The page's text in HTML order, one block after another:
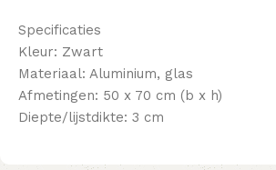
Specificaties
Kleur: Zwart
Materiaal: Aluminium, glas
Afmetingen: 50 x 70 cm (b x h)
Diepte/lijstdikte: 3 cm